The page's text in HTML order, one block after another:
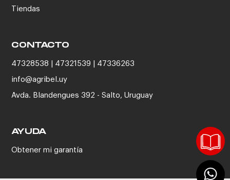
Tiendas
CONTACTO
47328538 | 47321539 | 47336263
info@agribel.uy
Avda. Blandengues 392 - Salto, Uruguay
AYUDA
Obtener mi garantía